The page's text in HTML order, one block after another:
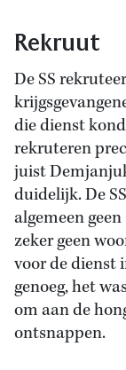
Rekruut
De SS
die dienst
rekruteren
juist
duidelijk. De
algemeen
zeker geen
voor de dienst
genoeg, het
om aan de
ontsnappen.